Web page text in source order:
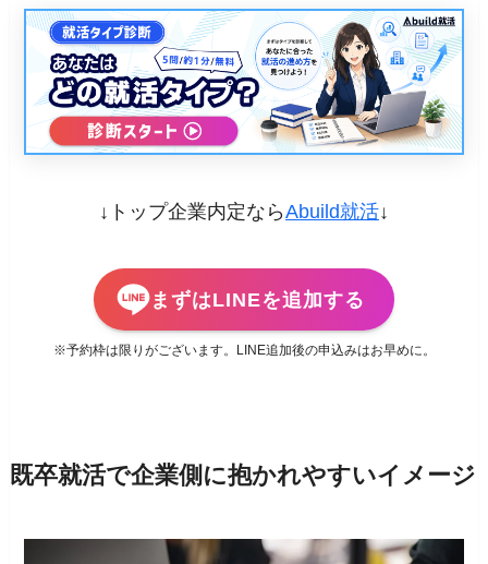
↓トップ企業内定ならAbuild就活↓
まずはLINEを追加する
※予約枠は限りがございます。LINE追加後の申込みはお早めに。
既卒就活で企業側に抱かれやすいイメージ